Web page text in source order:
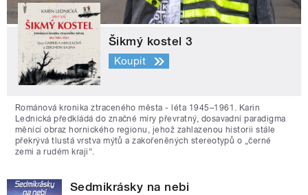
Šikmý kostel 3
Koupit
Románová kronika ztraceného města - léta 1945–1961. Karin
Lednická předkládá do značné míry převratný, dosavadní paradigma
měnící obraz hornického regionu, jehož zahlazenou historii stále
překrývá tlustá vrstva mýtů a zakořeněných stereotypů o „černé
zemi a rudém kraji“.
Sedmikrásky na nebi